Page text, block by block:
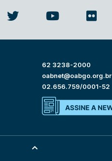
62 3238-2000
oabnet@oabgo.org.br
02.656.759/0001-52